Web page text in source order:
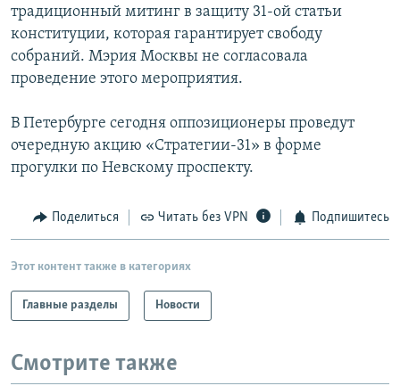
традиционный митинг в защиту 31-ой статьи
конституции, которая гарантирует свободу
собраний. Мэрия Москвы не согласовала
проведение этого мероприятия.
В Петербурге сегодня оппозиционеры проведут
очередную акцию «Стратегии-31» в форме
прогулки по Невскому проспекту.
Поделиться Читать без VPN Подпишитесь
Этот контент также в категориях
Главные разделы Новости
Смотрите также